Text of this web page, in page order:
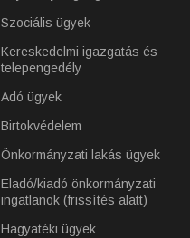
Szociális ügyek
Kereskedelmi igazgatás és
telepengedély
Adó ügyek
Birtokvédelem
Önkormányzati lakás ügyek
Eladó/kiadó önkormányzati
ingatlanok (frissítés alatt)
Hagyatéki ügyek